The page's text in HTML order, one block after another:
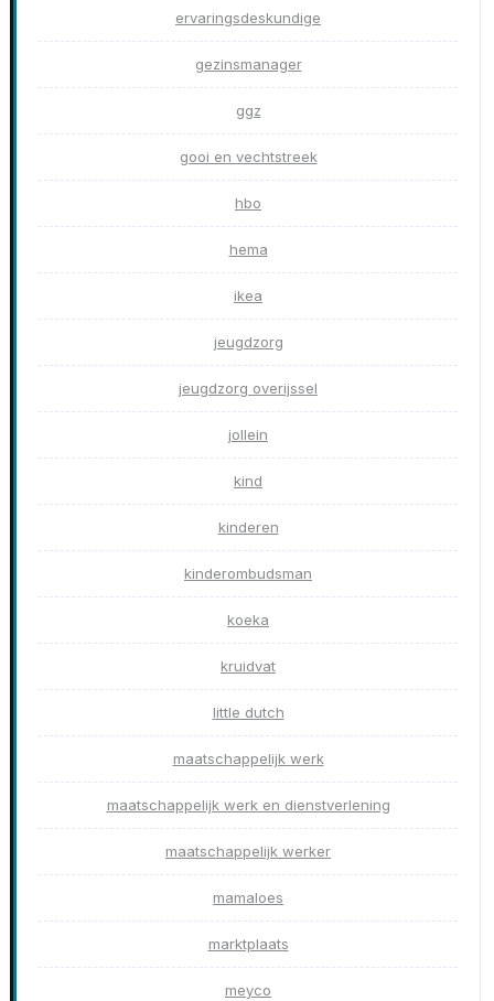
ervaringsdeskundige
gezinsmanager
ggz
gooi en vechtstreek
hbo
hema
ikea
jeugdzorg
jeugdzorg overijssel
jollein
kind
kinderen
kinderombudsman
koeka
kruidvat
little dutch
maatschappelijk werk
maatschappelijk werk en dienstverlening
maatschappelijk werker
mamaloes
marktplaats
meyco